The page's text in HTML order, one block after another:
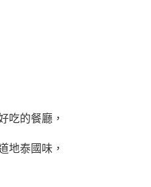
吃的餐廳，
地泰國味，